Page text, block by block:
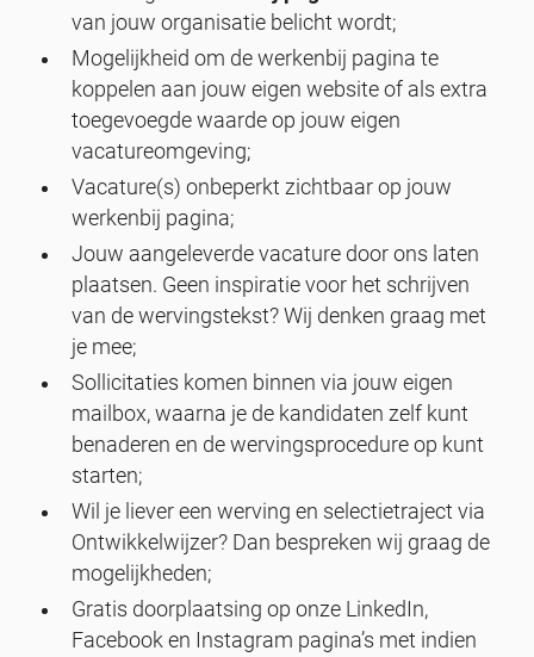
van jouw organisatie belicht wordt;
Mogelijkheid om de werkenbij pagina te
koppelen aan jouw eigen website of als extra
toegevoegde waarde op jouw eigen
vacatureomgeving;
Vacature(s) onbeperkt zichtbaar op jouw
werkenbij pagina;
Jouw aangeleverde vacature door ons laten
plaatsen. Geen inspiratie voor het schrijven
van de wervingstekst? Wij denken graag met
je mee;
Sollicitaties komen binnen via jouw eigen
mailbox, waarna je de kandidaten zelf kunt
benaderen en de wervingsprocedure op kunt
starten;
Wil je liever een werving en selectietraject via
Ontwikkelwijzer? Dan bespreken wij graag de
mogelijkheden;
Gratis doorplaatsing op onze LinkedIn,
Facebook en Instagram pagina’s met indien